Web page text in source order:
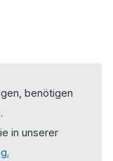
benötigen
in unserer